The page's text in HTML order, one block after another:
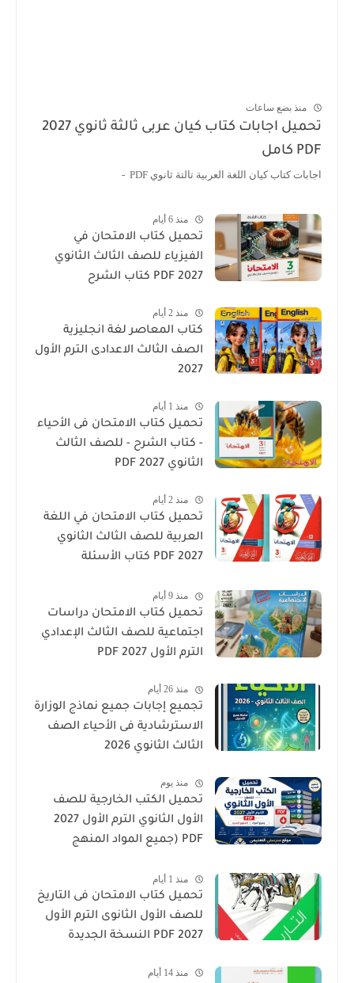
منذ بضع ساعات
تحميل اجابات كتاب كيان عربى ثالثة ثانوي 2027
PDF كامل
اجابات كتاب كيان اللغة العربية تالتة ثانوي PDF -
منذ 6 أيام
تحميل كتاب الامتحان في
الفيزياء للصف الثالث الثانوي
2027 PDF كتاب الشرح
منذ 2 أيام
كتاب المعاصر لغة انجليزية
الصف الثالث الاعدادى الترم الأول
2027
منذ 1 أيام
تحميل كتاب الامتحان فى الأحياء
- كتاب الشرح - للصف الثالث
الثانوي 2027 PDF
منذ 2 أيام
تحميل كتاب الامتحان في اللغة
العربية للصف الثالث الثانوي
2027 PDF كتاب الأسئلة
منذ 9 أيام
تحميل كتاب الامتحان دراسات
اجتماعية للصف الثالث الإعدادي
الترم الأول 2027 PDF
منذ 26 أيام
تجميع إجابات جميع نماذج الوزارة
الاسترشادية فى الأحياء الصف
الثالث الثانوي 2026
منذ يوم
تحميل الكتب الخارجية للصف
الأول الثانوي الترم الأول 2027
PDF (جميع المواد المنهج
منذ 1 أيام
تحميل كتاب الامتحان فى التاريخ
للصف الأول الثانوى الترم الأول
2027 PDF النسخة الجديدة
منذ 14 أيام